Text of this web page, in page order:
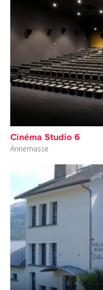
Cinéma Studio 6
Annemasse